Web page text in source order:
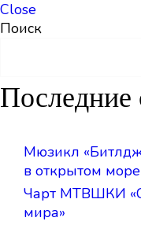
Close
Поиск
Мюзикл
в открытом море
Чарт МТВШКИ
мира»